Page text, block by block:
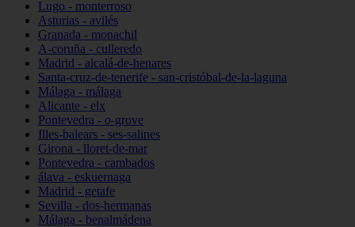
Lugo - monterroso
Asturias - avilés
Granada - monachil
A-coruña - culleredo
Madrid - alcalá-de-henares
Santa-cruz-de-tenerife - san-cristóbal-de-la-laguna
Málaga - málaga
Alicante - elx
Pontevedra - o-grove
Illes-balears - ses-salines
Girona - lloret-de-mar
Pontevedra - cambados
álava - eskuernaga
Madrid - getafe
Sevilla - dos-hermanas
Málaga - benalmádena